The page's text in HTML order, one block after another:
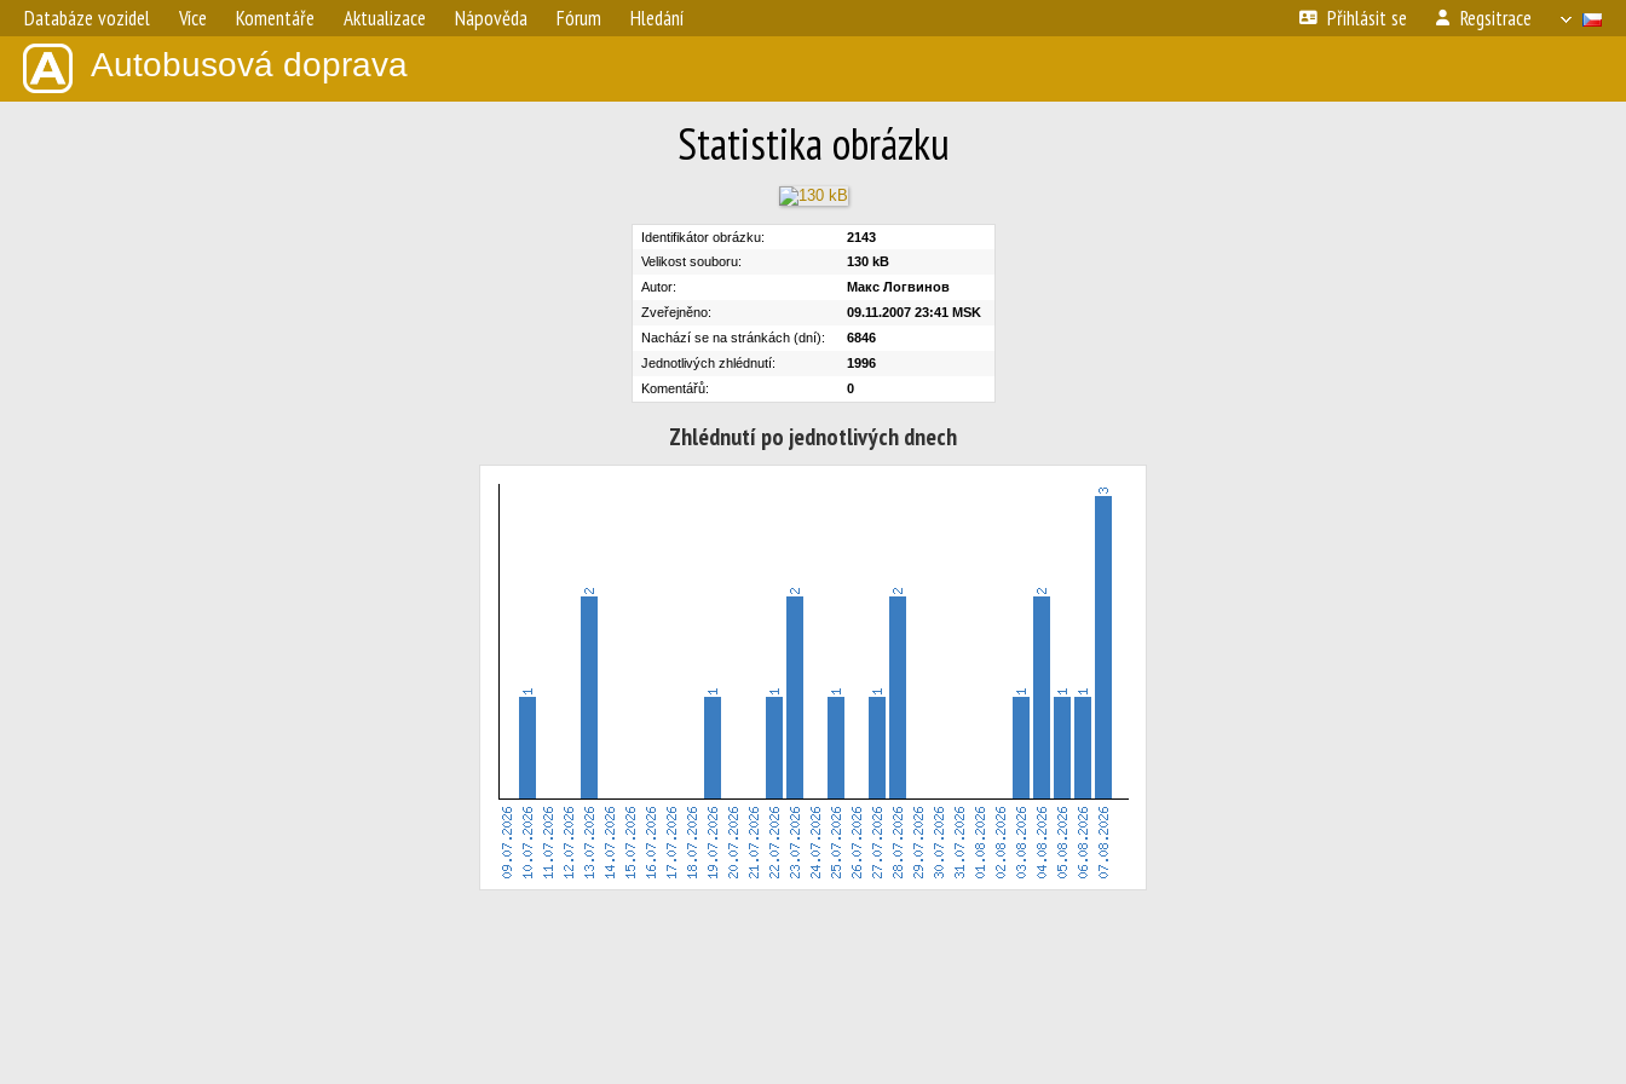
Databáze vozidel Více Komentáře Aktualizace Nápověda Fórum Hledání Přihlásit se Regsitrace
Autobusová doprava
Statistika obrázku
Identifikátor obrázku:
2143
Velikost souboru:
130 kB
Autor:
Макс Логвинов
Zveřejněno:
09.11.2007 23:41 MSK
Nachází se na stránkách (dní):
6846
Jednotlivých zhlédnutí:
1996
Komentářů:
0
Zhlédnutí po jednotlivých dnech